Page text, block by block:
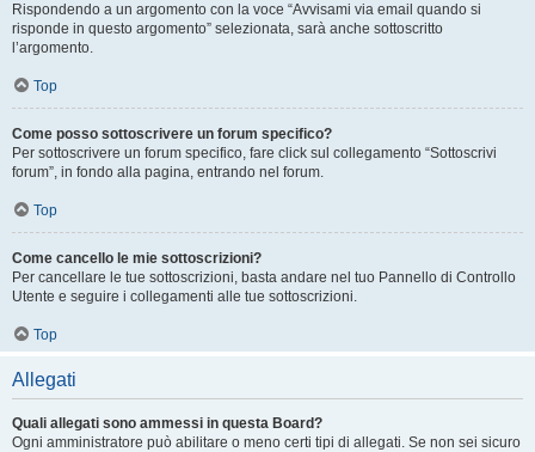
Rispondendo a un argomento con la voce “Avvisami via email quando si
risponde in questo argomento” selezionata, sarà anche sottoscritto
l’argomento.
Top
Come posso sottoscrivere un forum specifico?
Per sottoscrivere un forum specifico, fare click sul collegamento “Sottoscrivi
forum”, in fondo alla pagina, entrando nel forum.
Top
Come cancello le mie sottoscrizioni?
Per cancellare le tue sottoscrizioni, basta andare nel tuo Pannello di Controllo
Utente e seguire i collegamenti alle tue sottoscrizioni.
Top
Allegati
Quali allegati sono ammessi in questa Board?
Ogni amministratore può abilitare o meno certi tipi di allegati. Se non sei sicuro